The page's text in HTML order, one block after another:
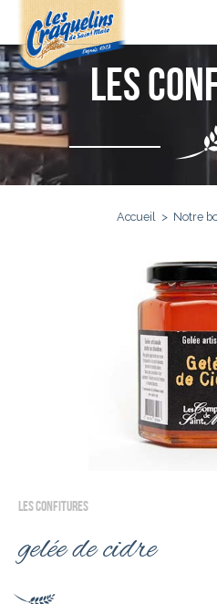
Les
Accueil > Notre
LES CONFITURES
gelée de cidre